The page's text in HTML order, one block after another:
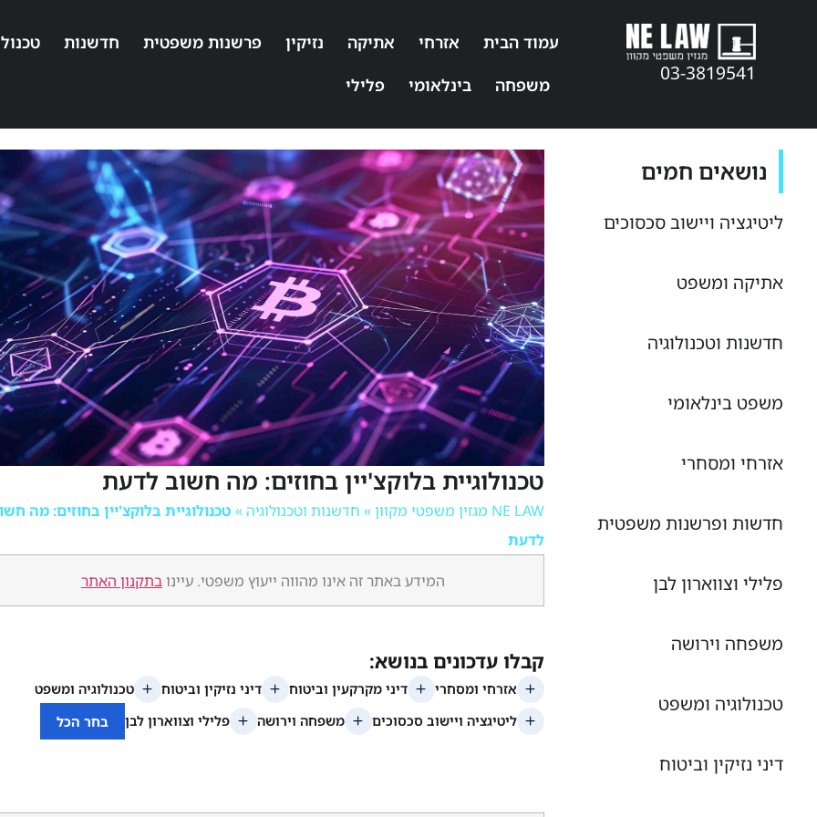
03-3819541
עמוד הבית אזרחי אתיקה נזיקין פרשנות משפטית חדשנות
משפחה
בינלאומי פלילי
נושאים חמים
ליטיגציה ויישוב סכסוכים
אתיקה ומשפט
חדשנות וטכנולוגיה
משפט בינלאומי
אזרחי ומסחרי
חדשות ופרשנות משפטית
פלילי וצווארון לבן
משפחה וירושה
טכנולוגיה ומשפט
דיני נזיקין וביטוח
טכנולוגיית בלוקצ'יין בחוזים: מה חשוב לדעת
NE LAW מגזין משפטי מקוון » חדשנות וטכנולוגיה » טכנולוגיית בלוקצ'יין בחוזים: מה
לדעת
המידע באתר זה אינו מהווה ייעוץ משפטי. עיינובתקנון האתר